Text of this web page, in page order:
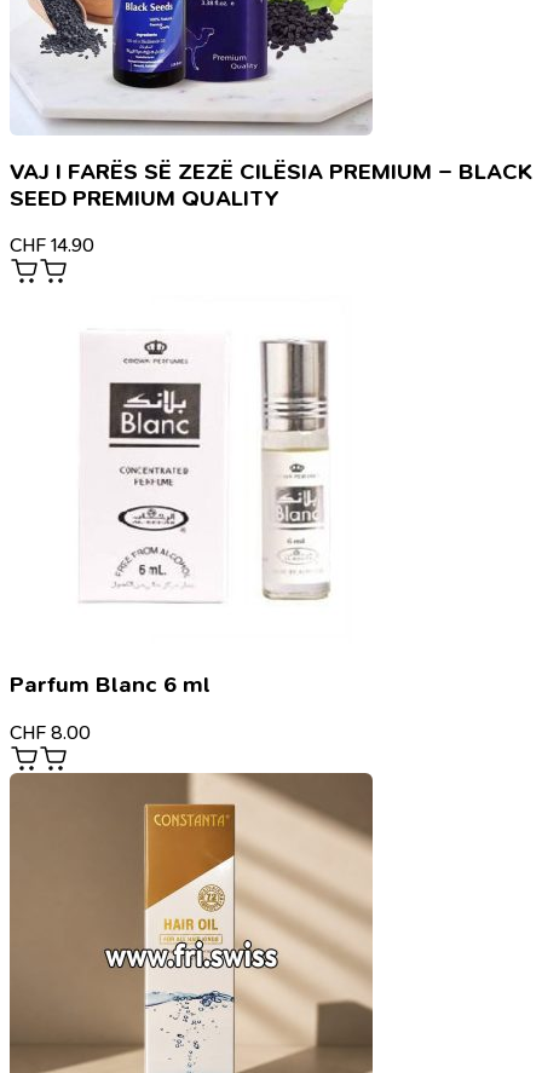
VAJ I FARËS SË ZEZË CILËSIA PREMIUM – BLACK
SEED PREMIUM QUALITY
CHF 14.90
Parfum Blanc 6 ml
CHF 8.00